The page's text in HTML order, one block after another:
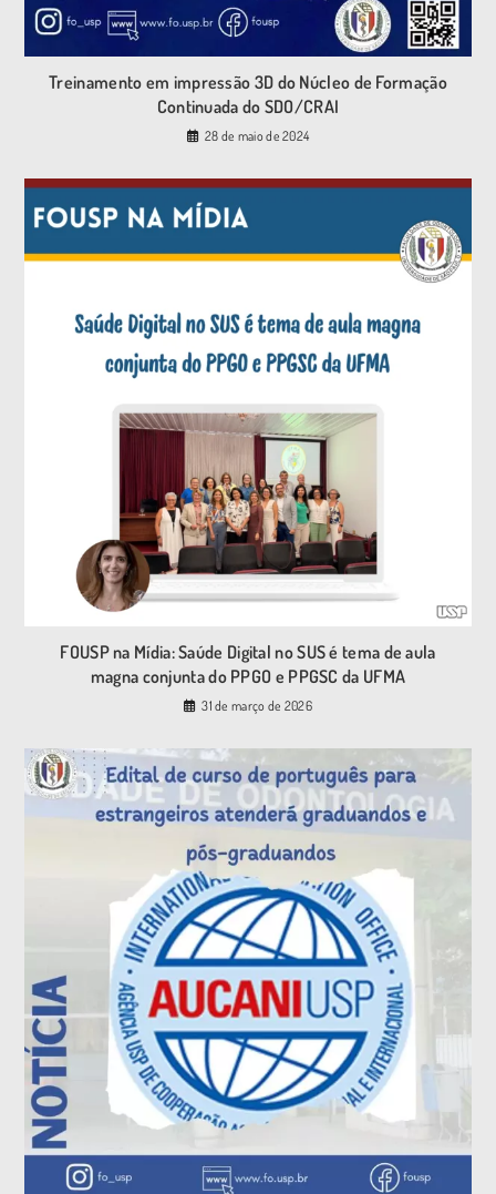
Treinamento em impressão 3D do Núcleo de Formação
Continuada do SDO/CRAI
28 de maio de 2024
FOUSP na Mídia: Saúde Digital no SUS é tema de aula
magna conjunta do PPGO e PPGSC da UFMA
31 de março de 2026